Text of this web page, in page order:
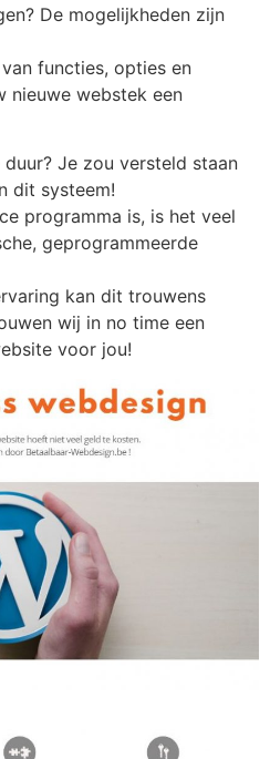
De mogelijkheden zijn
functies, opties en
nieuwe webstek een
Je zou versteld staan
dit systeem!
programma is, is het veel
geprogrammeerde
kan dit trouwens
wij in no time een
voor jou!